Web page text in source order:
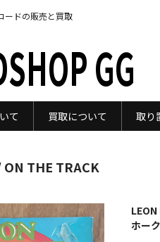
ードの販売と買取
GG
て 買取について 取り
THE TRACK
ホー